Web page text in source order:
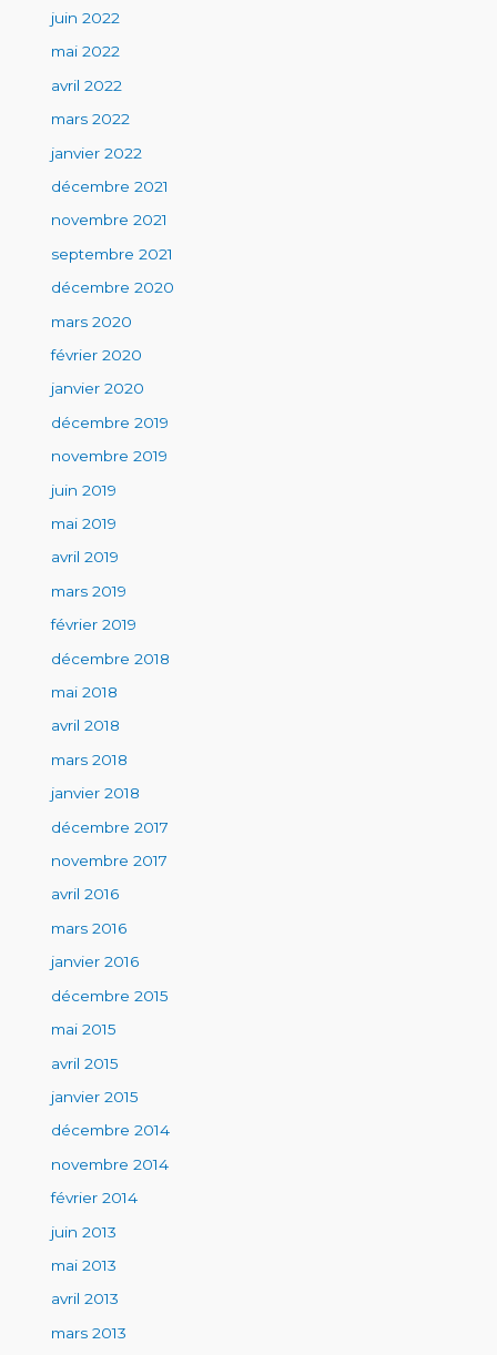
juin 2022
mai 2022
avril 2022
mars 2022
janvier 2022
décembre 2021
novembre 2021
septembre 2021
décembre 2020
mars 2020
février 2020
janvier 2020
décembre 2019
novembre 2019
juin 2019
mai 2019
avril 2019
mars 2019
février 2019
décembre 2018
mai 2018
avril 2018
mars 2018
janvier 2018
décembre 2017
novembre 2017
avril 2016
mars 2016
janvier 2016
décembre 2015
mai 2015
avril 2015
janvier 2015
décembre 2014
novembre 2014
février 2014
juin 2013
mai 2013
avril 2013
mars 2013